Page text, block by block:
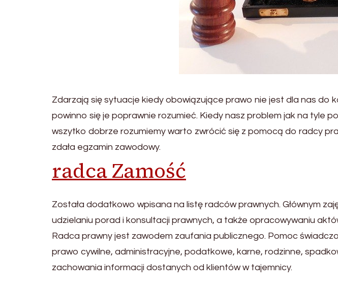
Zdarzają się sytuacje kiedy obowiązujące prawo nie jest dla nas do
powinno się je poprawnie rozumieć. Kiedy nasz problem jak na tyle
wszytko dobrze rozumiemy warto zwrócić się z pomocą do radcy
zdała egzamin zawodowy.
radca Zamość
Została dodatkowo wpisana na listę radców prawnych. Głównym
udzielaniu porad i konsultacji prawnych, a także opracowywaniu
Radca prawny jest zawodem zaufania publicznego. Pomoc
prawo cywilne, administracyjne, podatkowe, karne, rodzinne,
zachowania informacji dostanych od klientów w tajemnicy.